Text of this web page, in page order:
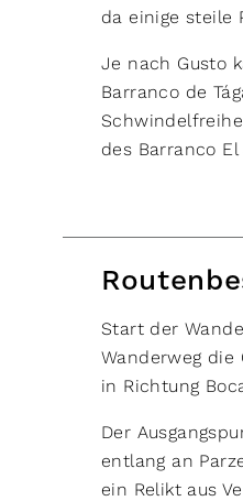
da einige steile
Je nach Gusto
Barranco de
des Barranco
Start der
Wanderweg die
in Richtung
Der
entlang an
ein Relikt aus